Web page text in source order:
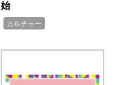
始
カルチャー